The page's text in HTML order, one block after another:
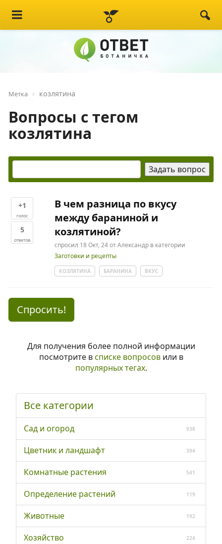
Метка козлятина
Вопросы с тегом
козлятина
+1
голос
5
ответов
В чем разница по вкусу
между бараниной и
козлятиной?
спросил 18 Окт, 24отАлександр в категории
Заготовки и рецепты
КОЗЛЯТИНА БАРАНИНА ВКУС
Спросить!
Для получения более полной информации
посмотрите всписке вопросовили в
популярных тегах.
Все категории
Сад и огород 938
Цветник и ландшафт 394
Комнатные растения 541
Определение растений 119
Животные 192
Хозяйство 224